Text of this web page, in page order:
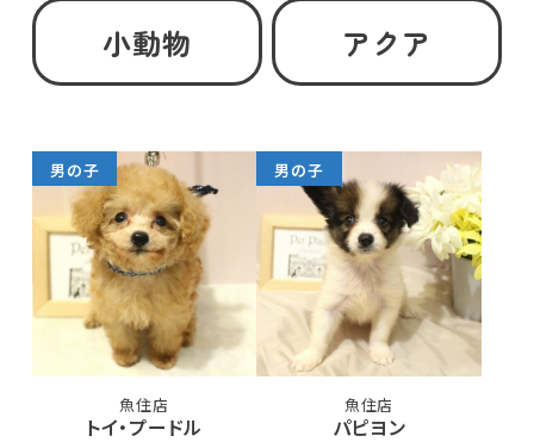
小動物 アクア
男の子
魚住店
トイ・プードル
男の子
魚住店
パピヨン